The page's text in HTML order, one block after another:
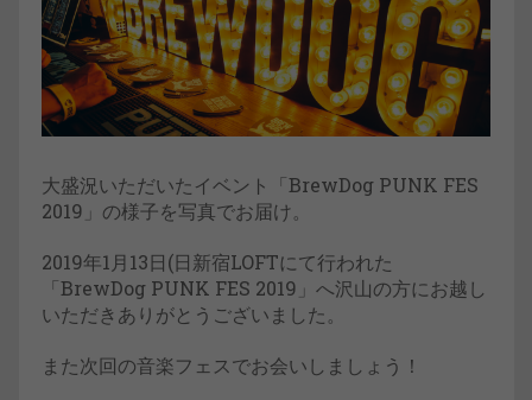
大盛況いただいたイベント「BrewDog PUNK FES
2019」の様子を写真でお届け。
2019年1月13日(日新宿LOFTにて行われた
「BrewDog PUNK FES 2019」へ沢山の方にお越し
いただきありがとうございました。
また次回の音楽フェスでお会いしましょう！